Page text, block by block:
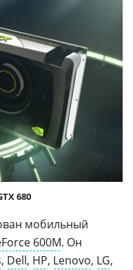
680
мобильный
600M. Он
, Dell, HP, Lenovo, LG,